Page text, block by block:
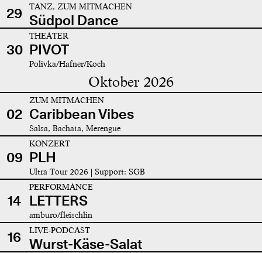
29 TANZ, ZUM MITMACHEN
Südpol Dance
30
THEATER
PIVOT
Polivka/Hafner/Koch
Oktober 2026
02
ZUM MITMACHEN
Caribbean Vibes
Salsa, Bachata, Merengue
09
KONZERT
PLH
Ultra Tour 2026 | Support: SGB
14
PERFORMANCE
LETTERS
amburo/fleischlin
16 LIVE-PODCAST
Wurst-Käse-Salat